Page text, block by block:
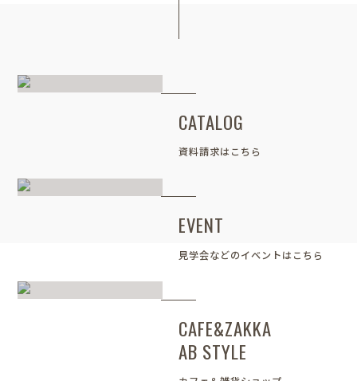
CATALOG
資料請求はこちら
EVENT
見学会などのイベントはこちら
CAFE&ZAKKA
AB STYLE